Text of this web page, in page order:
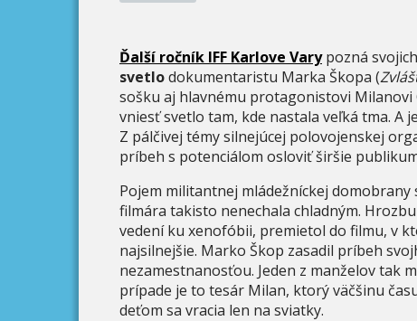
Ďalší ročník IFF Karlove Varypozná
svetlodokumentaristu Marka Škopa (
sošku aj hlavnému protagonistovi Milanovi
vniesť svetlo tam, kde nastala veľká tma. A
Z pálčivej témy silnejúcej polovojenskej
príbeh s potenciálom osloviť širšie
Pojem militantnej mládežníckej
filmára takisto nenechala chladným.
vedení ku xenofóbii, premietol do filmu, v
najsilnejšie. Marko Škop zasadil príbeh
nezamestnanosťou. Jeden z manželov tak
prípade je to tesár Milan, ktorý väčšinu
deťom sa vracia len na sviatky.